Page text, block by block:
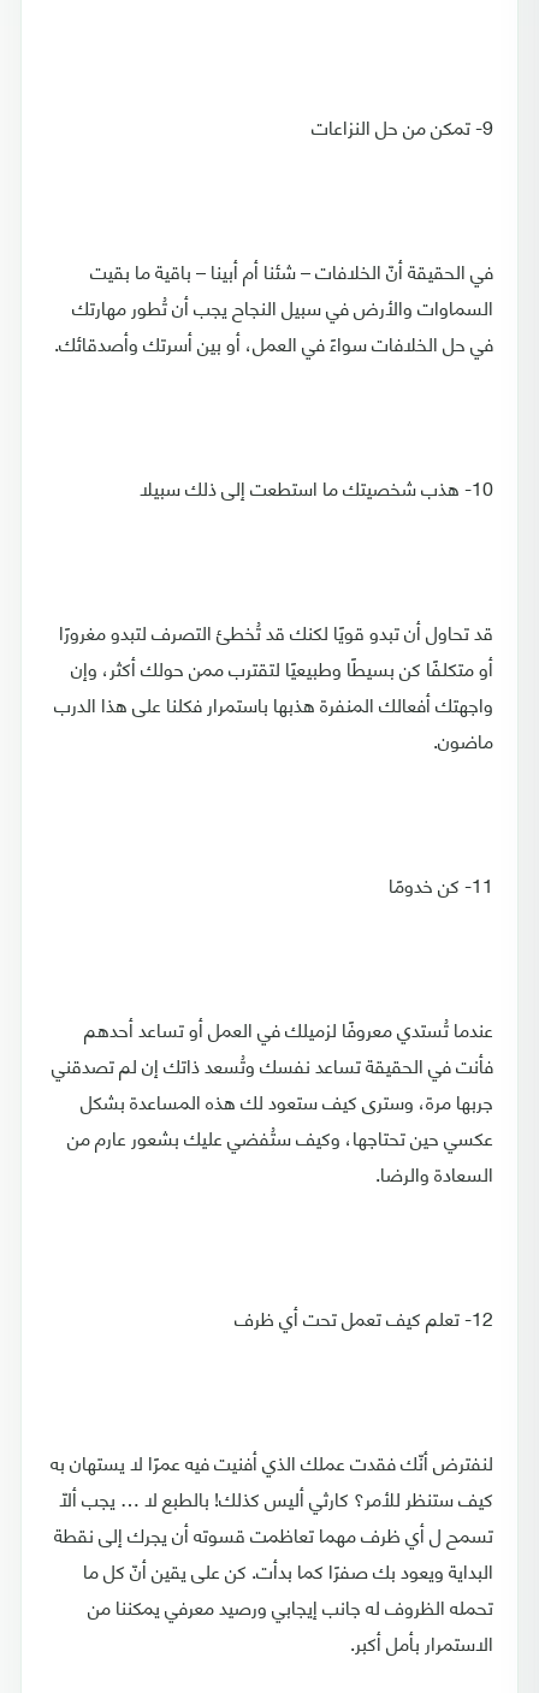
9- تمكن من حل النزاعات
في الحقيقة أنّ الخلافات – شئنا أم أبينا – باقية ما بقيت
السماوات والأرض في سبيل النجاح يجب أن تُطور مهارتك
في حل الخلافات سواءً في العمل، أو بين أسرتك وأصدقائك.
10- هذب شخصيتك ما استطعت إلى ذلك سبيلا
قد تحاول أن تبدو قويًا لكنك قد تُخطئ التصرف لتبدو مغرورًا
أو متكلفًا كن بسيطًا وطبيعيًا لتقترب ممن حولك أكثر، وإن
واجهتك أفعالك المنفرة هذبها باستمرار فكلنا على هذا الدرب
ماضون.
11- كن خدومًا
عندما تُستدي معروفًا لزميلك في العمل أو تساعد أحدهم
فأنت في الحقيقة تساعد نفسك وتُسعد ذاتك إن لم تصدقني
جربها مرة، وسترى كيف ستعود لك هذه المساعدة بشكل
عكسي حين تحتاجها، وكيف ستُفضي عليك بشعور عارم من
السعادة والرضا.
12- تعلم كيف تعمل تحت أي ظرف
لنفترض أنّك فقدت عملك الذي أفنيت فيه عمرًا لا يستهان به
كيف ستنظر للأمر؟ كارثي أليس كذلك! بالطبع لا … يجب ألّا
تسمح ل أي ظرف مهما تعاظمت قسوته أن يجرك إلى نقطة
البداية ويعود بك صفرًا كما بدأت. كن على يقين أنّ كل ما
تحمله الظروف له جانب إيجابي ورصيد معرفي يمكننا من
الاستمرار بأمل أكبر.